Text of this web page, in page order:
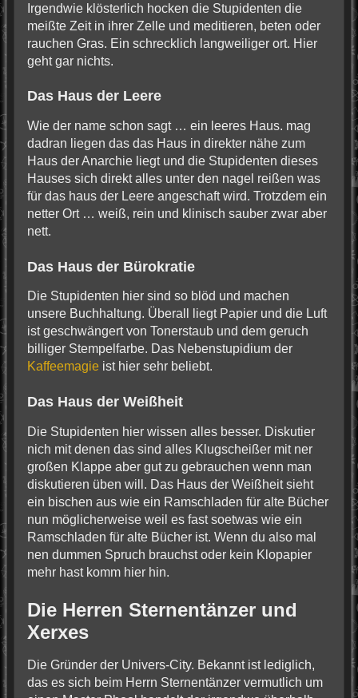
Irgendwie klösterlich hocken die Stupidenten die
meißte Zeit in ihrer Zelle und meditieren, beten oder
rauchen Gras. Ein schrecklich langweiliger ort. Hier
geht gar nichts.
Das Haus der Leere
Wie der name schon sagt … ein leeres Haus. mag
dadran liegen das das Haus in direkter nähe zum
Haus der Anarchie liegt und die Stupidenten dieses
Hauses sich direkt alles unter den nagel reißen was
für das haus der Leere angeschaft wird. Trotzdem ein
netter Ort … weiß, rein und klinisch sauber zwar aber
nett.
Das Haus der Bürokratie
Die Stupidenten hier sind so blöd und machen
unsere Buchhaltung. Überall liegt Papier und die Luft
ist geschwängert von Tonerstaub und dem geruch
billiger Stempelfarbe. Das Nebenstupidium der
Kaffeemagie ist hier sehr beliebt.
Das Haus der Weißheit
Die Stupidenten hier wissen alles besser. Diskutier
nich mit denen das sind alles Klugscheißer mit ner
großen Klappe aber gut zu gebrauchen wenn man
diskutieren üben will. Das Haus der Weißheit sieht
ein bischen aus wie ein Ramschladen für alte Bücher
nun möglicherweise weil es fast soetwas wie ein
Ramschladen für alte Bücher ist. Wenn du also mal
nen dummen Spruch brauchst oder kein Klopapier
mehr hast komm hier hin.
Die Herren Sternentänzer und
Xerxes
Die Gründer der Univers-City. Bekannt ist lediglich,
das es sich beim Herrn Sternentänzer vermutlich um